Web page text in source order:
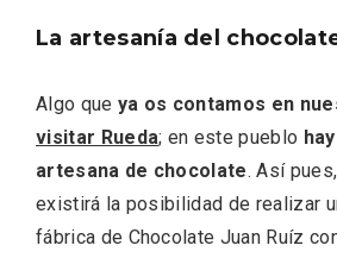
La artesanía del
Algo que ya os contamos en
visitar Rueda; en este pueblo
artesana de chocolate. Así
existirá la posibilidad de realizar
fábrica de Chocolate Juan Ruíz